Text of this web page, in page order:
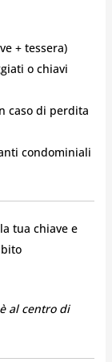
+ tessera)
o chiavi
caso di perdita
condominiali
tua chiave e
al centro di